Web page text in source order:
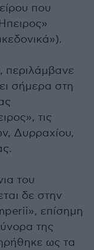
που
περιλάμβανε
σήμερα στη
τις
Δυρραχίου,
του
δε στην
επίσημη
της
ως τα